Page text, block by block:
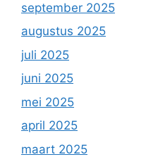
september 2025
augustus 2025
juli 2025
juni 2025
mei 2025
april 2025
maart 2025